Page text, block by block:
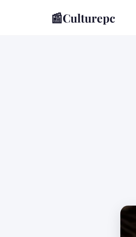
📰Culturepc